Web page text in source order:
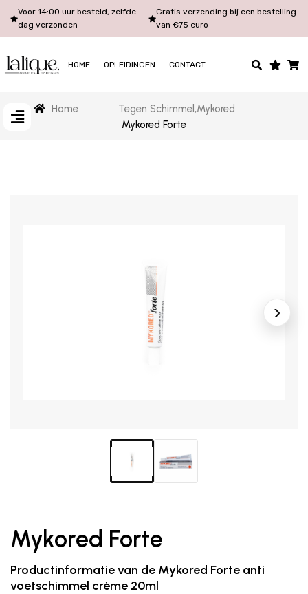
Voor 14:00 uur besteld, zelfde
dag verzonden
Gratis verzending bij een bestelling
van €75 euro
HOME OPLEIDINGEN CONTACT
Home Tegen Schimmel ,Mykored
Mykored Forte
Mykored Forte
Productinformatie van de Mykored Forte anti
voetschimmel crème 20ml